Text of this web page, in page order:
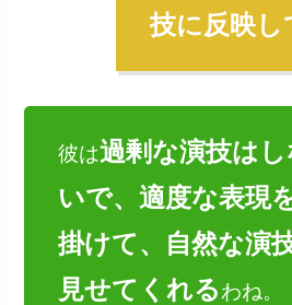
技に反映し
彼は過剰な演技はし
いで、適度な表現
掛けて、自然な演
見せてくれるわね。